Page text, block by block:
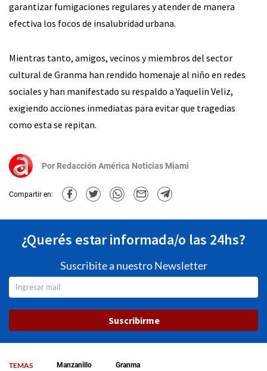
garantizar fumigaciones regulares y atender de manera
efectiva los focos de insalubridad urbana.
Mientras tanto, amigos, vecinos y miembros del sector
cultural de Granma han rendido homenaje al niño en redes
sociales y han manifestado su respaldo a Yaquelin Veliz,
exigiendo acciones inmediatas para evitar que tragedias
como esta se repitan.
Por Redacción América Noticias Miami
Compartir en:
¿Querés estar informada/o las 24hs?
Suscribite a nuestro Newsletter
Suscribirme
TEMAS Manzanillo Granma